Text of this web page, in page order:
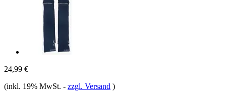
24,99 €
(inkl. 19% MwSt. - zzgl. Versand )